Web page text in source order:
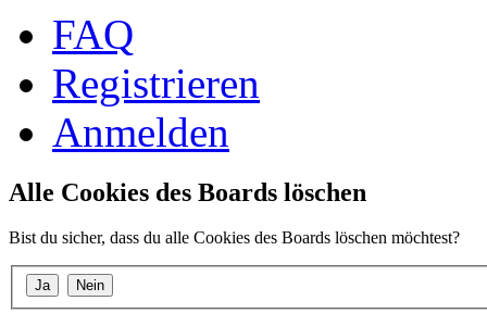
FAQ
Registrieren
Anmelden
Alle Cookies des Boards löschen
Bist du sicher, dass du alle Cookies des Boards löschen möchtest?